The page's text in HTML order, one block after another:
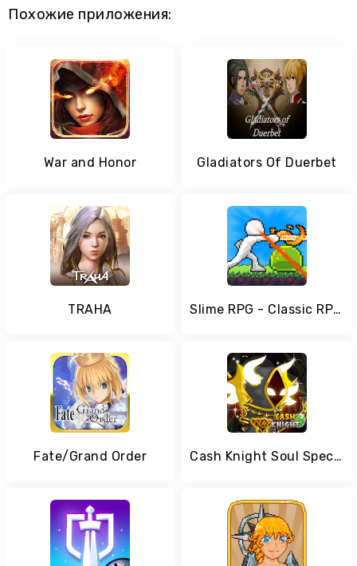
Похожие приложения:
War and Honor Gladiators Of Duerbet
TRAHA Slime RPG - Classic RPG Game
Fate/Grand Order Cash Knight Soul Special